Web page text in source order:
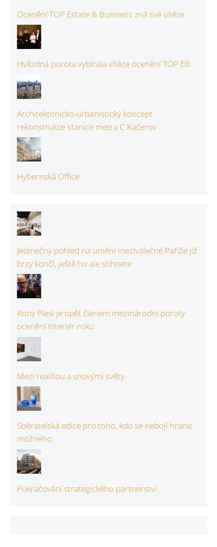
Ocenění TOP Estate & Business zná své vítěze
Hvězdná porota vybírala vítěze ocenění TOP EB
Architektonicko-urbanistický koncept
rekonstrukce stanice metra C Kačerov
Hybernská Office
Jedinečný pohled na umění meziválečné Paříže již
brzy končí, ještě ho ale stihnete
Rony Plesl je opět členem mezinárodní poroty
ocenění Interiér roku
Mezi realitou a snovými světy
Sběratelská edice pro toho, kdo se nebojí hranic
možného
Pokračování strategického partnerství